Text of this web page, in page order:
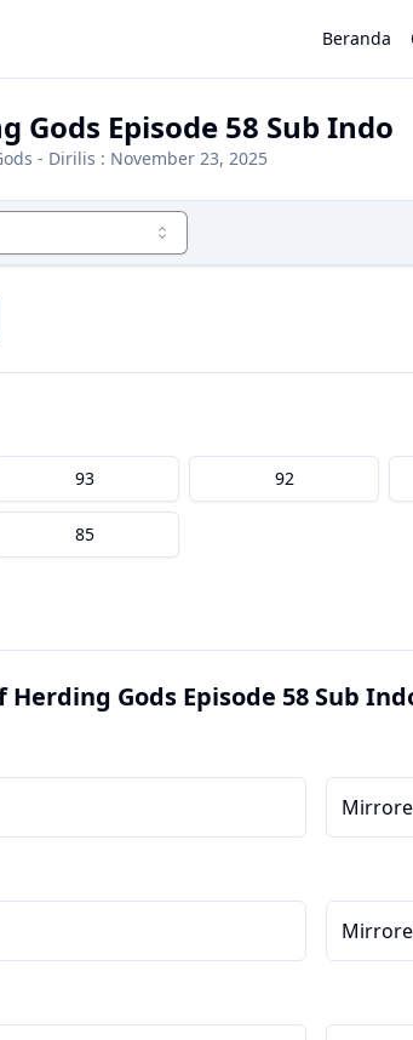
Beranda
Gods Episode 58 Sub Indo
- Dirilis : November 23, 2025
93 92
85
Herding Gods Episode 58 Sub